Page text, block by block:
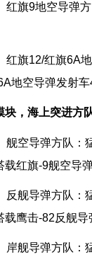
红旗9地空导弹
红旗12/红旗6A
地空导弹发射
块，海上突进方
舰空导弹方队
载红旗-9舰空导
反舰导弹方队
载鹰击-82反舰导
岸舰导弹方队